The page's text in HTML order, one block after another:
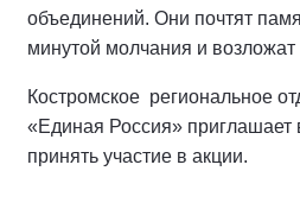
объединений. Они почтят
минутой молчания и
Костромское региональное
«Единая Россия»
принять участие в акции.